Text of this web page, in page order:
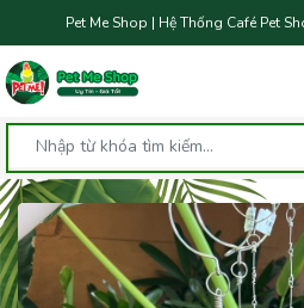
Pet Me Shop | Hệ Thống Café Pet